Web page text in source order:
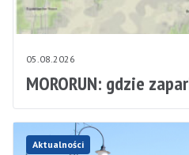
05.08.2026
MORORUN: gdzie
Aktualności